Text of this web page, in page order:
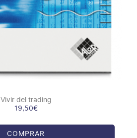
Vivir del trading
19,50€
COMPRAR